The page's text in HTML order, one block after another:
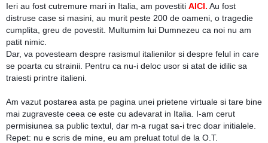
Ieri au fost cutremure mari in Italia, am povestiti AICI. Au fost
distruse case si masini, au murit peste 200 de oameni, o tragedie
cumplita, greu de povestit. Multumim lui Dumnezeu ca noi nu am
patit nimic.
Dar, va povesteam despre rasismul italienilor si despre felul in care
se poarta cu strainii. Pentru ca nu-i deloc usor si atat de idilic sa
traiesti printre italieni.
Am vazut postarea asta pe pagina unei prietene virtuale si tare bine
mai zugraveste ceea ce este cu adevarat in Italia. I-am cerut
permisiunea sa public textul, dar m-a rugat sa-i trec doar initialele.
Repet: nu e scris de mine, eu am preluat totul de la O.T.